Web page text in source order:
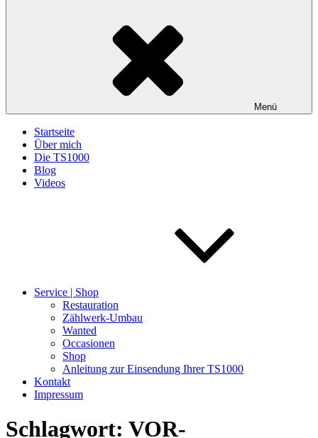
Menü
Startseite
Über mich
Die TS1000
Blog
Videos
Service | Shop
Restauration
Zählwerk-Umbau
Wanted
Occasionen
Shop
Anleitung zur Einsendung Ihrer TS1000
Kontakt
Impressum
Schlagwort: VOR-